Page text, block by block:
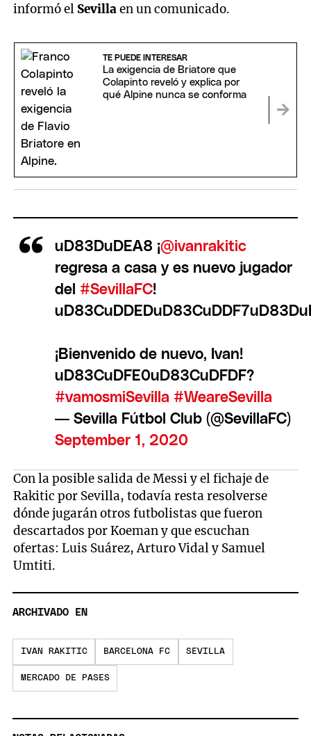
informó el Sevillaen un comunicado.
TE PUEDE INTERESAR
La exigencia de Briatore que
Colapinto reveló y explica por
qué Alpine nunca se conforma
uD83DuDEA8 ¡@ivanrakitic
regresa a casa y es nuevo jugador
del #SevillaFC!
¡Bienvenido de nuevo, Ivan!
uD83CuDFE0uD83CuDFDF?
#vamosmiSevilla #WeareSevilla
— Sevilla Fútbol Club (@SevillaFC)
September 1, 2020
Con la posible salida de Messi y el fichaje de
Rakitic por Sevilla, todavía resta resolverse
dónde jugarán otros futbolistas que fueron
descartados por Koeman y que escuchan
ofertas: Luis Suárez, Arturo Vidal y Samuel
Umtiti.
ARCHIVADO EN
IVAN RAKITIC BARCELONA FC SEVILLA
MERCADO DE PASES